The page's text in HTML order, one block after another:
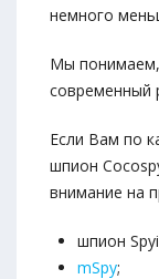
немного
Мы понимаем,
современный
Если Вам по
шпион
внимание на
шпион
mSpy;